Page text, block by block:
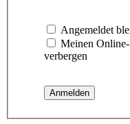
Angemeldet
Meinen
verbergen